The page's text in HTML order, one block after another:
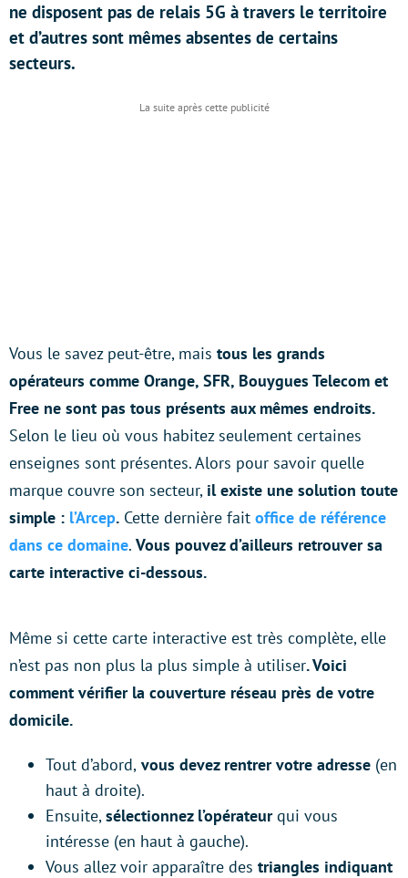
ne disposent pas de relais 5G à travers le territoire
et d’autres sont mêmes absentes de certains
secteurs.
Vous le savez peut-être, mais tous les grands
opérateurs comme Orange, SFR, Bouygues Telecom et
Free ne sont pas tous présents aux mêmes endroits.
Selon le lieu où vous habitez seulement certaines
enseignes sont présentes. Alors pour savoir quelle
marque couvre son secteur, il existe une solution toute
simple : l’Arcep. Cette dernière fait office de référence
dans ce domaine. Vous pouvez d’ailleurs retrouver sa
carte interactive ci-dessous.
Même si cette carte interactive est très complète, elle
n’est pas non plus la plus simple à utiliser. Voici
comment vérifier la couverture réseau près de votre
domicile.
Tout d’abord, vous devez rentrer votre adresse (en
haut à droite).
Ensuite,sélectionnez l’opérateurqui vous
intéresse (en haut à gauche).
Vous allez voir apparaître des triangles indiquant